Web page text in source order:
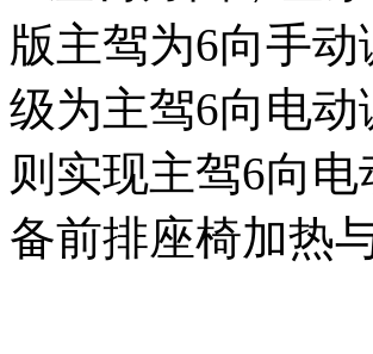
版主驾为6向手
级为主驾6向电
则实现主驾6向
备前排座椅加热